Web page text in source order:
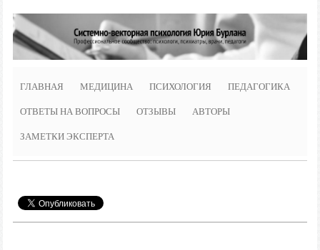
ГЛАВНАЯ МЕДИЦИНА ПСИХОЛОГИЯ ПЕДАГОГИКА
ОТВЕТЫ НА ВОПРОСЫ ОТЗЫВЫ АВТОРЫ
ЗАМЕТКИ ЭКСПЕРТА